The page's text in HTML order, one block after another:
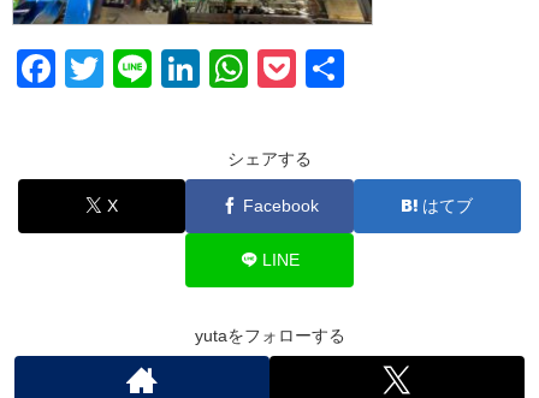
F
e
b
T
er
Li
Li
e
dI
W
at
s
A
p
p
P
ck
et
シェアする
X Facebook はてブ
LINE
yutaをフォローする